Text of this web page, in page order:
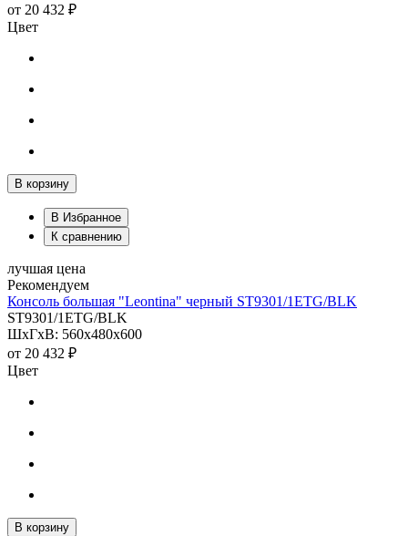
от 20 432 ₽
Цвет
В корзину
В Избранное
К сравнению
лучшая цена
Рекомендуем
Консоль большая "Leontina" черный ST9301/1ETG/BLK
ST9301/1ETG/BLK
ШхГхВ: 560х480х600
от 20 432 ₽
Цвет
В корзину